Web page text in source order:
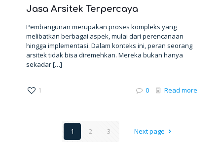
Jasa Arsitek Terpercaya
Pembangunan merupakan proses kompleks yang
melibatkan berbagai aspek, mulai dari perencanaan
hingga implementasi. Dalam konteks ini, peran seorang
arsitek tidak bisa diremehkan. Mereka bukan hanya
sekadar[…]
1 0 Read more
1 2 3 Next page